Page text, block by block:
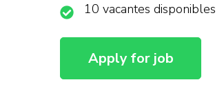
10 vacantes disponibles